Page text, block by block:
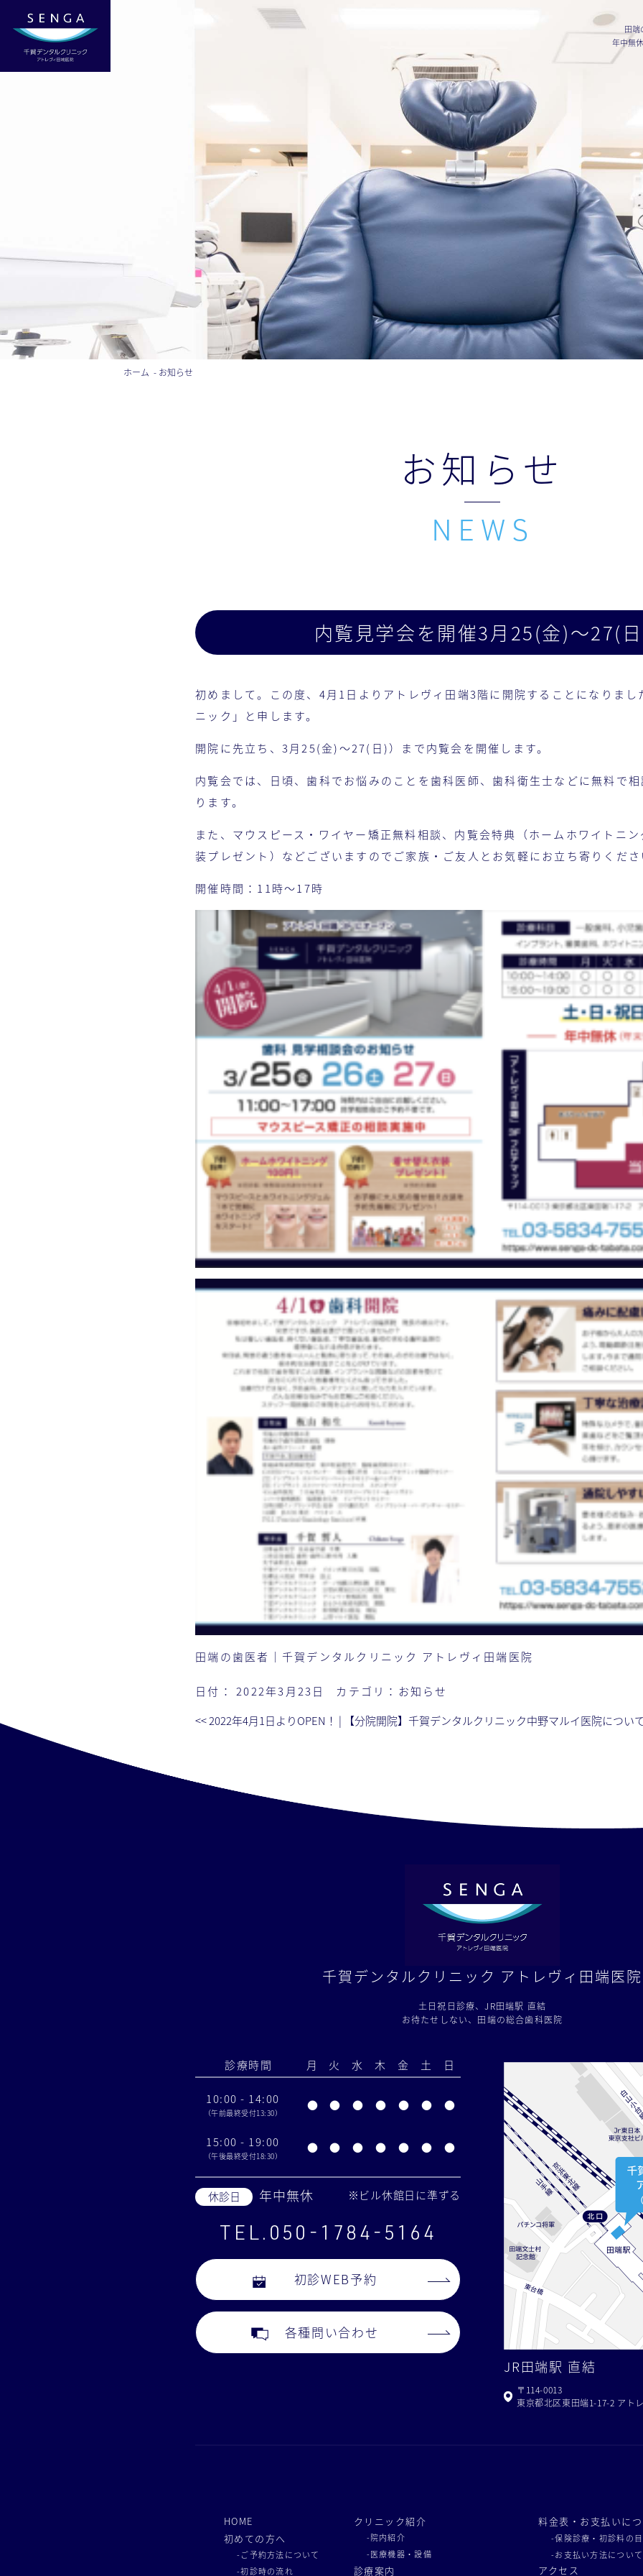
田端
年中無
ホーム お知らせ
お知らせ
内覧見学会を開催3月25(金)〜27(
初めまして。この度、4月1日よりアトレヴィ田端3階に開院することになりま
ニック」と申します。
開院に先立ち、3月25(金)〜27(日)）まで内覧会を開催します。
内覧会では、日頃、歯科でお悩みのことを歯科医師、歯科衛生士などに無料で
ります。
また、マウスピース・ワイヤー矯正無料相談、内覧会特典（ホームホワイトニ
装プレゼント）などございますのでご家族・ご友人とお気軽にお立ち寄りくだ
開催時間：11時〜17時
田端の歯医者｜千賀デンタルクリニック アトレヴィ田端医院
日付： 2022年3月23日 カテゴリ： お知らせ
<<2022年4月1日よりOPEN！ | 【分院開院】千賀デンタルクリニック中野マルイ医院につい
千賀デンタルクリニック アトレヴィ田端医院
土日祝日診療、JR田端駅 直結
お待たせしない、田端の総合歯科医院
診療時間 月 火 水 木 金 土 日
10:00 - 14:00
（午前最終受付13:30）
● ● ● ● ● ● ●
15:00 - 19:00
（午後最終受付18:30）
● ● ● ● ● ● ●
休診日 年中無休 ※ビル休館日に準ずる
TEL.050-1784-5164
初診WEB予約
各種問い合わせ
JR田端駅 直結
〒114-0013
東京都北区東田端1-17-2 アト
HOME
初めての方へ
-ご予約方法について
-初診時の流れ
クリニック紹介
-院内紹介
-医療機器・設備
診療案内
料金表・お支払いに
-保険診療・初診料の
-お支払い方法について
アクセス